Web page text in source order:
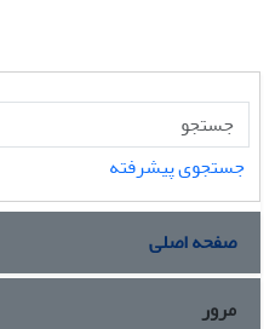
جستجوی پیشرفته
صفحه اصلی
مرور